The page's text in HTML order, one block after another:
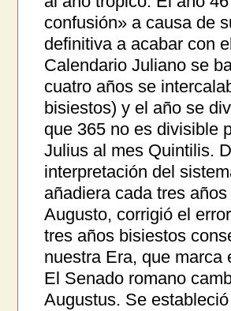
confusión» a causa de
definitiva a acabar con
Calendario Juliano se
cuatro años se
bisiestos) y el año se
que 365 no es divisible
Julius al mes Quintilis.
interpretación del
añadiera cada tres
Augusto, corrigió el
tres años bisiestos
nuestra Era, que
El Senado romano
Augustus. Se